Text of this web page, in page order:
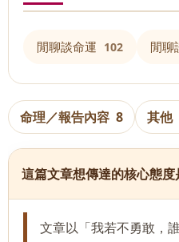
閒聊談命運 102 閒聊
命理／報告內容 8 其他
這篇文章想傳達的核心態度
文章以「我若不勇敢，